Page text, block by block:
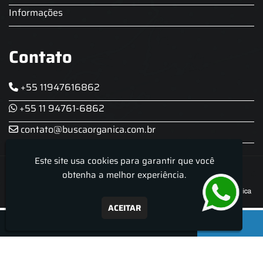
Informações
Contato
+55 11947616862
+55 11 94761-6862
contato@buscaorganica.com.br
Roda do Chopp - Aluguel De Chopeira
Este site usa cookies para garantir que você
obtenha a melhor experiência.
ACEITAR